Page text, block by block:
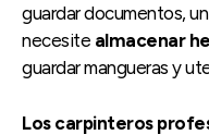
guardar documentos,
necesite almacenar
guardar mangueras y
Los carpinteros